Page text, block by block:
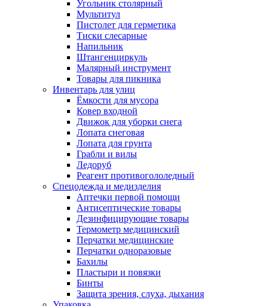
Угольник столярный
Мультитул
Пистолет для герметика
Тиски слесарные
Напильник
Штангенциркуль
Малярный инструмент
Товары для пикника
Инвентарь для улиц
Ёмкости для мусора
Ковер входной
Движок для уборки снега
Лопата снеговая
Лопата для грунта
Грабли и вилы
Ледоруб
Реагент противогололедный
Спецодежда и медизделия
Аптечки первой помощи
Антисептические товары
Дезинфицирующие товары
Термометр медицинский
Перчатки медицинские
Перчатки одноразовые
Бахилы
Пластыри и повязки
Бинты
Защита зрения, слуха, дыхания